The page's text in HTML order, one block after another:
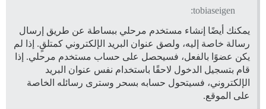
tobiaseigen:
يمكنك أيضًا إنشاء مستخدم مرحلي ببساطة عن طريق إرسال
رسالة خاصة إليه، ولصق عنوان البريد الإلكتروني كمتلقٍ. إذا لم
يكن عضوًا بالفعل، فسيحصل على حساب مستخدم مرحلي. إذا
قام بتسجيل الدخول لاحقًا باستخدام نفس عنوان البريد
الإلكتروني، فسيتحول حسابه بسحر وسترى رسائله الخاصة
على الموقع.